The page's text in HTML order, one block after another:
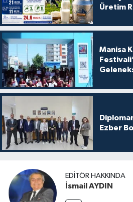
Üretim
Manisa
Ezber
EDITÖR HAKKINDA
İsmail AYDIN